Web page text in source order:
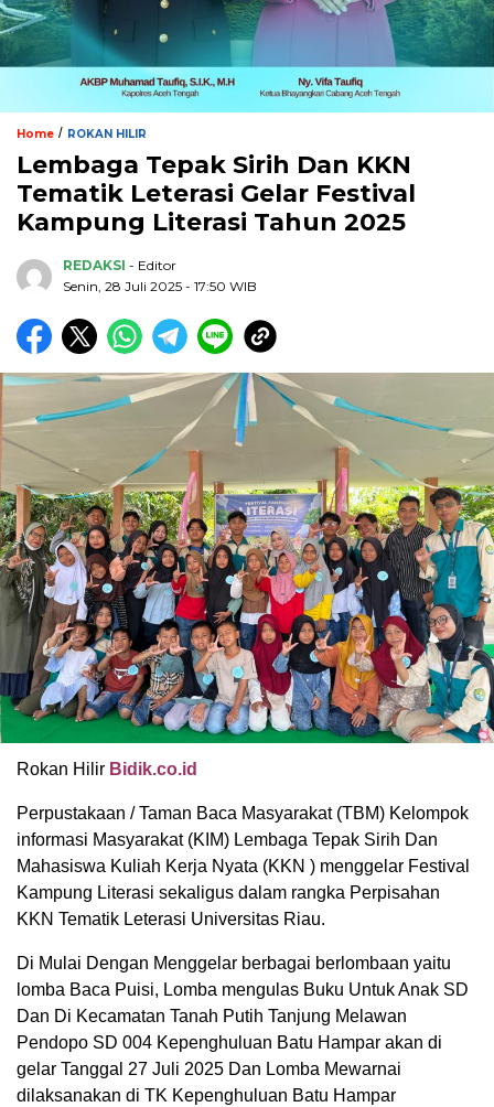
Home / ROKAN HILIR
Lembaga Tepak Sirih Dan KKN
Tematik Leterasi Gelar Festival
Kampung Literasi Tahun 2025
REDAKSI - Editor
Senin, 28 Juli 2025 - 17:50 WIB
Rokan Hilir Bidik.co.id
Perpustakaan / Taman Baca Masyarakat (TBM) Kelompok
informasi Masyarakat (KIM) Lembaga Tepak Sirih Dan
Mahasiswa Kuliah Kerja Nyata (KKN ) menggelar Festival
Kampung Literasi sekaligus dalam rangka Perpisahan
KKN Tematik Leterasi Universitas Riau.
Di Mulai Dengan Menggelar berbagai berlombaan yaitu
lomba Baca Puisi, Lomba mengulas Buku Untuk Anak SD
Dan Di Kecamatan Tanah Putih Tanjung Melawan
Pendopo SD 004 Kepenghuluan Batu Hampar akan di
gelar Tanggal 27 Juli 2025 Dan Lomba Mewarnai
dilaksanakan di TK Kepenghuluan Batu Hampar